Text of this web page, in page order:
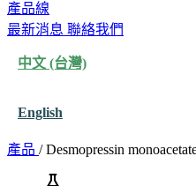
產品線
最新消息 聯絡我們
中文 (台灣)
English
產品 / Desmopressin